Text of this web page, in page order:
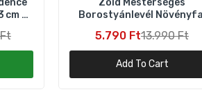
esernyő aromadiffúzor – 7 színű
cm –
Zöld Mesterséges
Borostyánlevél Növényfal
Falpanel
5.790 Ft13.990 Ft
Add To Cart